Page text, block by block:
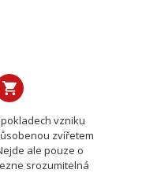
vzniku
zvířetem
ale pouze o
srozumitelná